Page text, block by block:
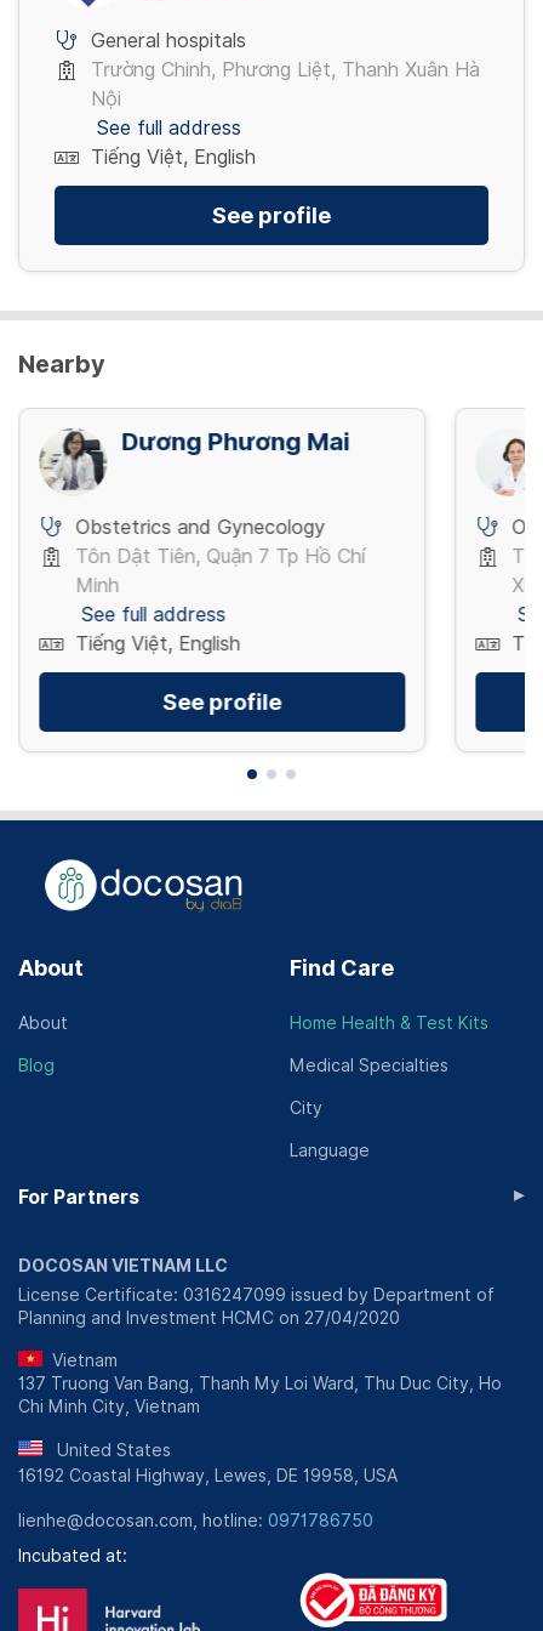
View more
General hospitals
Trường Chinh, Phương Liệt, Thanh Xuân Hà
Nội
See full address
Tiếng Việt, English
See profile
Nearby
Dương Phương Mai
Obstetrics and Gynecology
Tôn Dật Tiên, Quận 7 Tp Hồ Chí
Minh
See full address
Tiếng Việt, English
See profile
About
About
Blog
Find Care
Home Health & Test Kits
Medical Specialties
City
Language
For Partners ▸
DOCOSAN VIETNAM LLC
License Certificate: 0316247099 issued by Department of
Planning and Investment HCMC on 27/04/2020
Vietnam
137 Truong Van Bang, Thanh My Loi Ward, Thu Duc City, Ho
Chi Minh City, Vietnam
United States
16192 Coastal Highway, Lewes, DE 19958, USA
lienhe@docosan.com, hotline: 0971786750
Incubated at: